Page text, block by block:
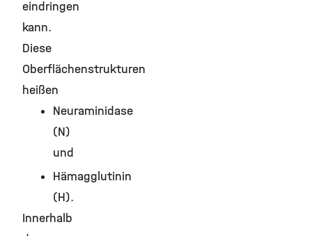
eindringen
kann.
Diese
Oberflächenstrukturen
heißen
Neuraminidase
(N)
und
Hämagglutinin
(H).
Innerhalb